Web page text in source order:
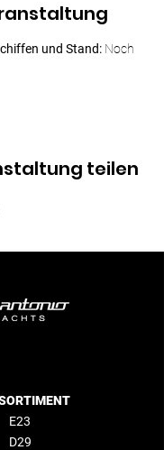
und Stand: Noch
teilen
E23
D29